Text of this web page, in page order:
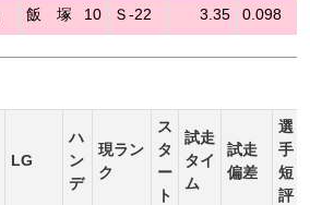
飯 塚 10 Ｓ-22 3.35 0.098
LG
ハ
ン
デ
現ラン
ク
ス
タ
ー
ト
試走
タイ
ム
試走
偏差
選
手
短
評